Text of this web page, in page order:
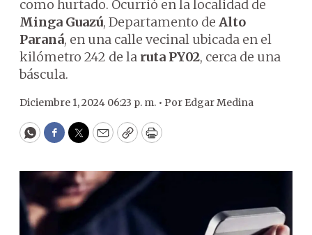
como hurtado. Ocurrió en la localidad de
Minga Guazú, Departamento de Alto
Paraná, en una calle vecinal ubicada en el
kilómetro 242 de la ruta PY02, cerca de una
báscula.
Diciembre 1, 2024 06:23 p. m. • Por Edgar Medina
WhatsApp
Facebook
Twitter
EmailCopyPrint